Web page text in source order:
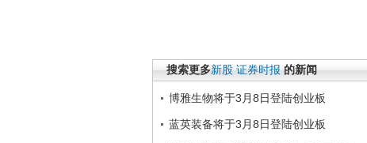
搜索更多新股 证券时报 的新闻
博雅生物将于3月8日登陆创业板
蓝英装备将于3月8日登陆创业板